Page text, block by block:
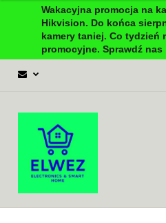
Wakacyjna promocja na
Hikvision. Do końca
kamery taniej. Co tydzień
promocyjne. Sprawdź nas